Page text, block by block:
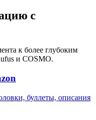
с
к более глубоким
и COSMO.
буллеты, описания